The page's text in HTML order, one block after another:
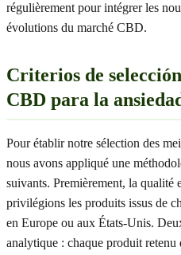
régulièrement pour intégrer les
évolutions du marché CBD.
Criterios de
CBD para la
Pour établir notre sélection des
nous avons appliqué une
suivants. Premièrement, la qualité
privilégions les produits issus de
en Europe ou aux États-Unis.
analytique : chaque produit